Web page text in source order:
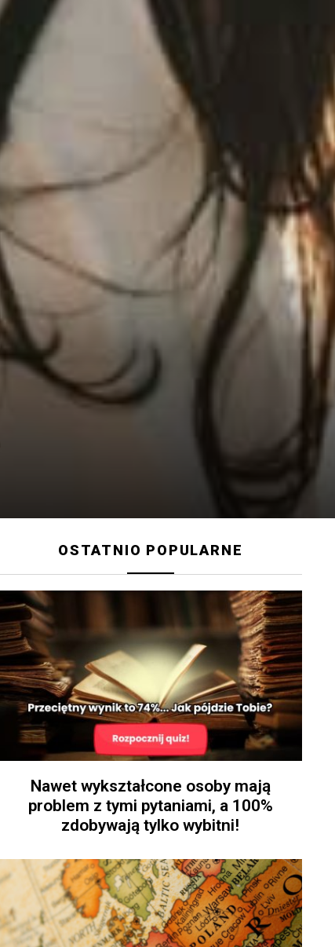
OSTATNIO POPULARNE
Nawet wykształcone osoby mają
problem z tymi pytaniami, a 100%
zdobywają tylko wybitni!